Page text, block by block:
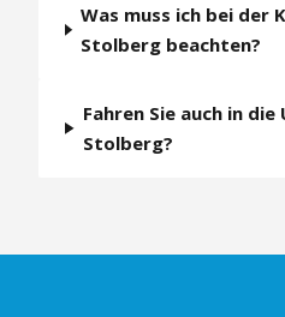
Was muss ich bei der
Stolberg beachten?
Fahren Sie auch in
Stolberg?